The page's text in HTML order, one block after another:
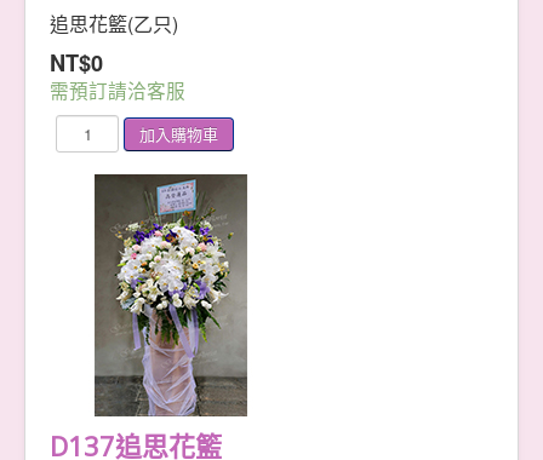
追思花籃(乙只)
NT$0
需預訂請洽客服
D137追思花籃